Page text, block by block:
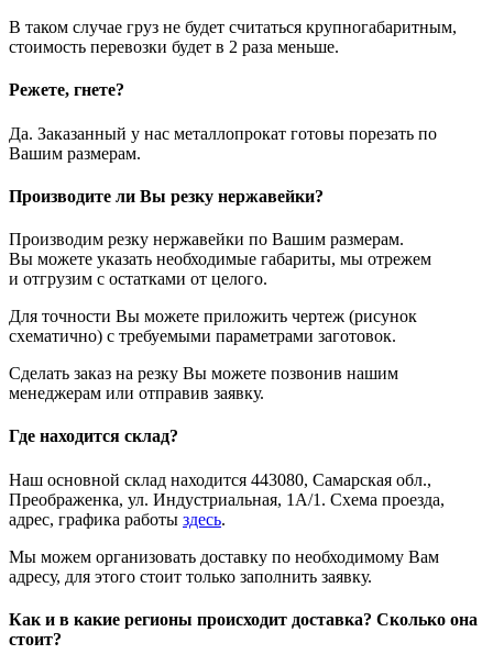
В таком случае груз не будет считаться крупногабаритным,
стоимость перевозки будет в 2 раза меньше.
Режете, гнете?
Да. Заказанный у нас металлопрокат готовы порезать по
Вашим размерам.
Производите ли Вы резку нержавейки?
Производим резку нержавейки по Вашим размерам.
Вы можете указать необходимые габариты, мы отрежем
и отгрузим с остатками от целого.
Для точности Вы можете приложить чертеж (рисунок
схематично) с требуемыми параметрами заготовок.
Сделать заказ на резку Вы можете позвонив нашим
менеджерам или отправив заявку.
Где находится склад?
Наш основной склад находится 443080, Самарская обл.,
Преображенка, ул. Индустриальная, 1А/1. Схема проезда,
адрес, графика работы здесь.
Мы можем организовать доставку по необходимому Вам
адресу, для этого стоит только заполнить заявку.
Как и в какие регионы происходит доставка? Сколько она
стоит?